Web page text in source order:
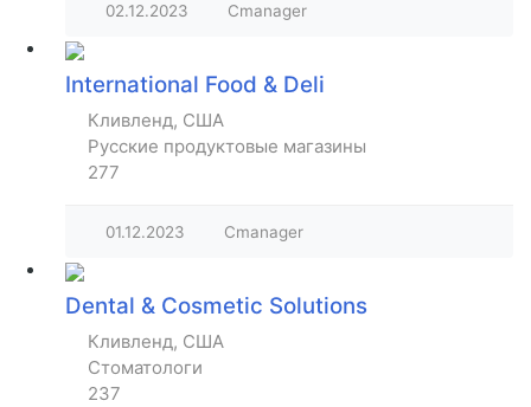
02.12.2023 Cmanager
International Food & Deli
Кливленд, США
Русские продуктовые магазины
277
01.12.2023 Cmanager
Dental & Cosmetic Solutions
Кливленд, США
Стоматологи
237